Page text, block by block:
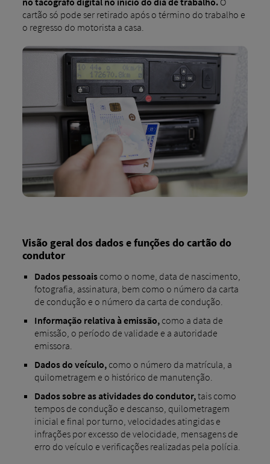
cartão só pode ser retirado após o término do trabalho e
o regresso do motorista a casa.
Visão geral dos dados e funções do cartão do
condutor
Dados pessoaiscomo o nome, data de nascimento,
fotografia, assinatura, bem como o número da carta
de condução e o número da carta de condução.
Informação relativa à emissão,como a data de
emissão, o período de validade e a autoridade
emissora.
Dados do veículo,como o número da matrícula, a
quilometragem e o histórico de manutenção.
Dados sobre as atividades do condutor,tais como
tempos de condução e descanso, quilometragem
inicial e final por turno, velocidades atingidas e
infrações por excesso de velocidade, mensagens de
erro do veículo e verificações realizadas pela polícia.